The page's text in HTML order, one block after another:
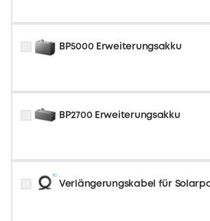
BP5000 Erweiterungsakku
BP2700 Erweiterungsakku
Verlängerungskabel für